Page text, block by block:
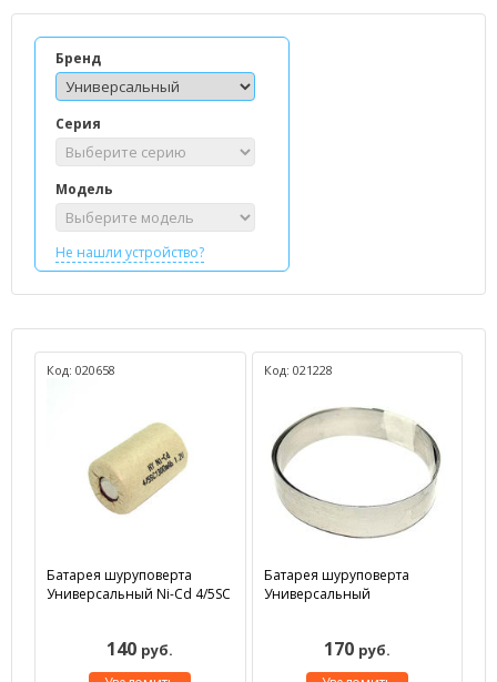
Бренд
Серия
Модель
Не нашли устройство?
Код: 020658
Батарея шуруповерта
Универсальный Ni-Cd 4/5SC
140 руб.
Код: 021228
Батарея шуруповерта
Универсальный
170 руб.